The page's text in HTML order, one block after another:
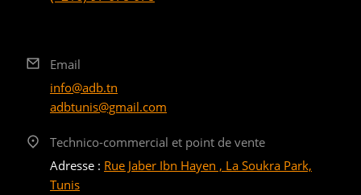
Email
info@adb.tn
adbtunis@gmail.com
Technico-commercial et point de vente
Adresse : Rue Jaber Ibn Hayen , La Soukra Park,
Tunis